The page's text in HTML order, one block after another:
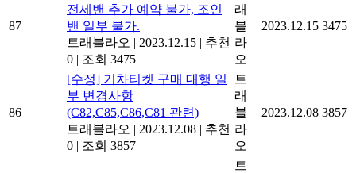
87
전세밴 추가 예약 불가, 조인
밴 일부 불가.
트래블라오 | 2023.12.15 | 추천
0 | 조회 3475
래
블
라
오
2023.12.15 3475
86
[수정] 기차티켓 구매 대행 일
부 변경사항
(C82,C85,C86,C81 관련)
트래블라오 | 2023.12.08 | 추천
0 | 조회 3857
트
래
블
라
오
2023.12.08 3857
트